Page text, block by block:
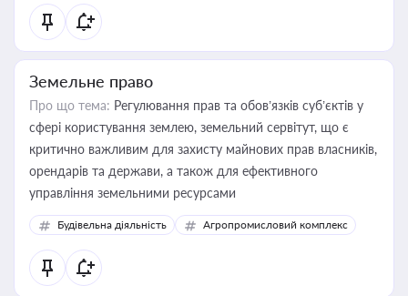
Земельне право
Про що тема: Регулювання прав та обов’язків суб’єктів у
сфері користування землею, земельний сервітут, що є
критично важливим для захисту майнових прав власників,
орендарів та держави, а також для ефективного
управління земельними ресурсами
Будівельна діяльність Агропромисловий комплекс